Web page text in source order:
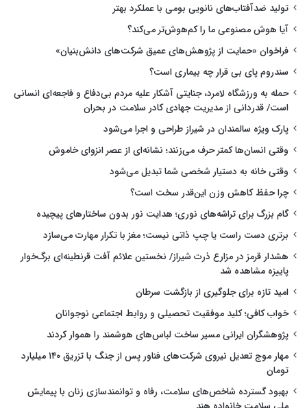
تولید ضدآفتاب‌های نانویی بومی با عملکرد بهتر
آیا هوش مصنوعی ما را کم‌هوش‌تر می‌کند؟
فراخوان «حمایت از پژوهش‌های عمیق شرکت‌های دانش‌بنیان»
سندروم پای بی قرار چه بیماری است؟
حمله به ورزشگاه لامرد، جنایتی آشکار علیه مردم بی‌دفاع و فاجعه‌ای انسانی
است/ قدردانی از مدیریت جهادی کادر سلامت در بحران
پارک ویژه سالمندان در شیراز طراحی و اجرا می‌شود
وقتی انسان‌ها کمتر حرف می‌زنند؛ نشانه‌ای از عصر انزوای خاموش
وقتی خانه به دستیار شخصی شما تبدیل می‌شود
چرا حفظ کاهش وزن این‌قدر سخت است؟
گام بزرگ برای تراشه‌های نوری؛ هدایت نور بدون ساختارهای پیچیده
برتری دست راست یا چپ ذاتی نیست؛ مغز با تکرار مهارت می‌سازد
هشدار قرمز در مزارع ذرت شیراز/ نخستین علائم آفت قرنطینه‌ای برگ‌خوار
پاییزه مشاهده شد
امید تازه برای جلوگیری از بازگشت سرطان
خواب کافی؛ کلید موفقیت تحصیلی و روابط اجتماعی نوجوانان
پژوهشگران ایرانی مسیر ساخت لباس‌های هوشمند را هموار کردند
مهار موج تعدیل نیروی شرکت‌های فناور پس از جنگ با تزریق ۱۴۰ میلیارد
تومان
بهبود گسترده شاخص‌های سلامت، رفاه و توانمندسازی زنان با پیمایش